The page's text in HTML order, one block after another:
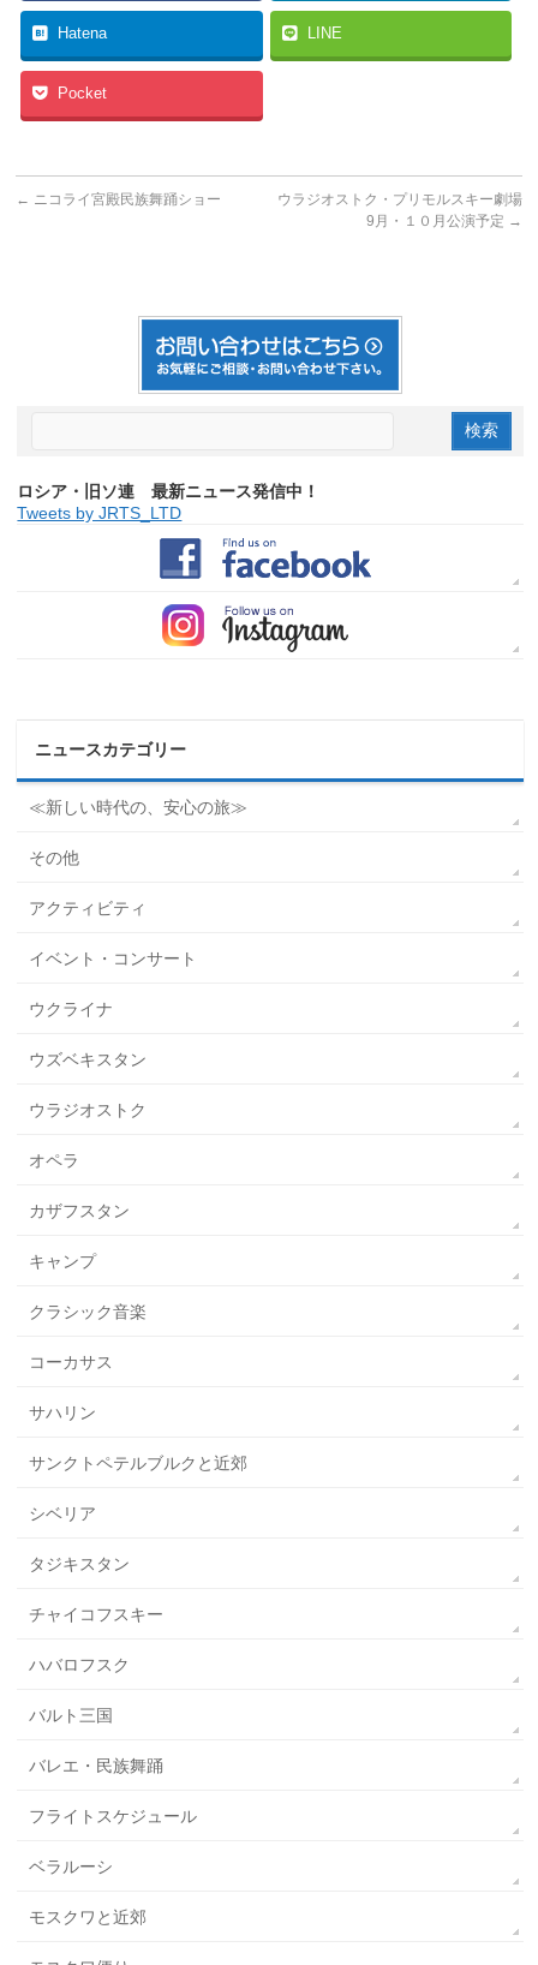
Hatena LINE
Pocket
← ニコライ宮殿民族舞踊ショー
ウラジオストク・プリモルスキー劇場
9月・１０月公演予定 →
ロシア・旧ソ連 最新ニュース発信中！
Tweets by JRTS_LTD
ニュースカテゴリー
≪新しい時代の、安心の旅≫
その他
アクティビティ
イベント・コンサート
ウクライナ
ウズベキスタン
ウラジオストク
オペラ
カザフスタン
キャンプ
クラシック音楽
コーカサス
サハリン
サンクトペテルブルクと近郊
シベリア
タジキスタン
チャイコフスキー
ハバロフスク
バルト三国
バレエ・民族舞踊
フライトスケジュール
ベラルーシ
モスクワと近郊